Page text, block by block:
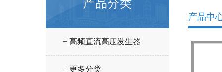
产品分类
+ 高频直流高压发生器
+ 更多分类
产品中